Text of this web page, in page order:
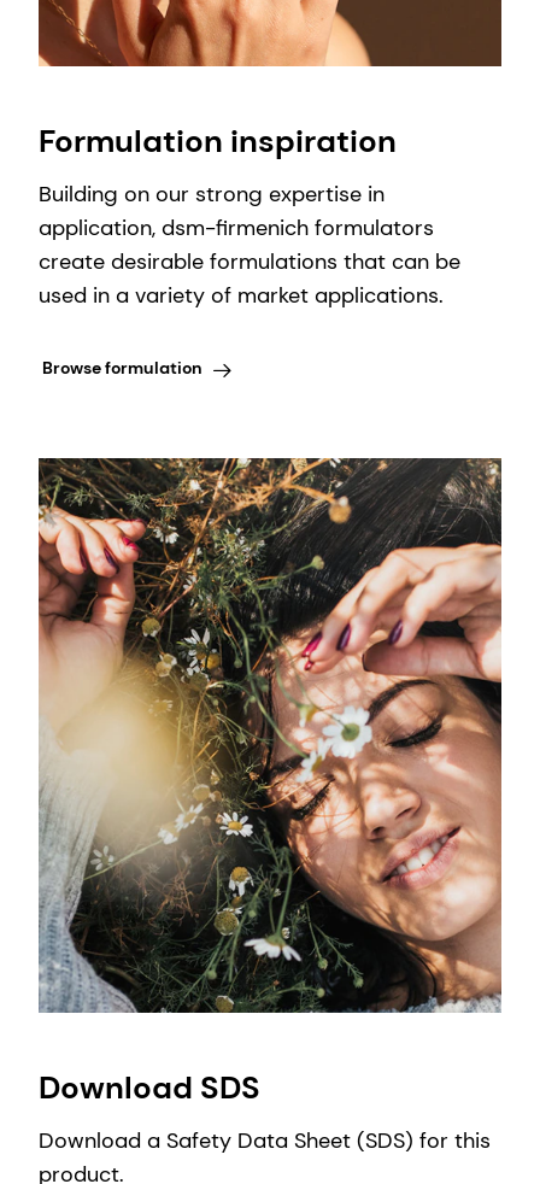
Formulation inspiration
Building on our strong expertise in
application, dsm-firmenich formulators
create desirable formulations that can be
used in a variety of market applications.
Browse formulation
Download SDS
Download a Safety Data Sheet (SDS) for this
product.